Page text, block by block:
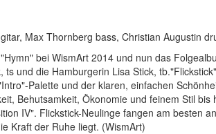
Max Thornberg bass, Christian Augustin
bei WismArt 2014 und nun das
und die Hamburgerin Lisa Stick,
Palette und der klaren, einfachen
Behutsamkeit, Ökonomie und feinem Stil bis
IV". Flickstick-Neulinge fangen am besten
Kraft der Ruhe liegt. (WismArt)